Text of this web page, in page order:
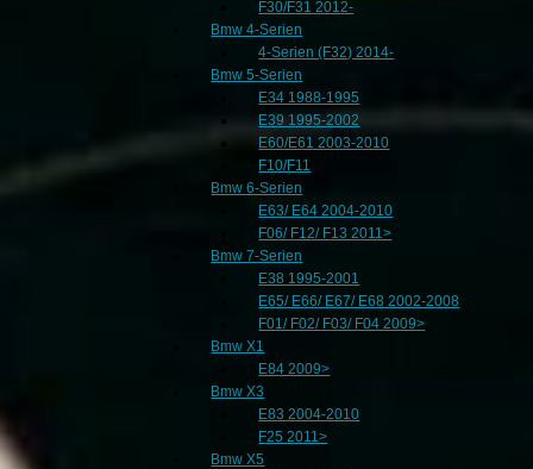
F30/F31 2012-
Bmw 4-Serien
4-Serien (F32) 2014-
Bmw 5-Serien
E34 1988-1995
E39 1995-2002
E60/E61 2003-2010
F10/F11
Bmw 6-Serien
E63/ E64 2004-2010
F06/ F12/ F13 2011>
Bmw 7-Serien
E38 1995-2001
E65/ E66/ E67/ E68 2002-2008
F01/ F02/ F03/ F04 2009>
Bmw X1
E84 2009>
Bmw X3
E83 2004-2010
F25 2011>
Bmw X5